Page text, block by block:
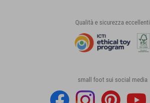
Qualità e sicurezza eccellenti
small foot sui social media